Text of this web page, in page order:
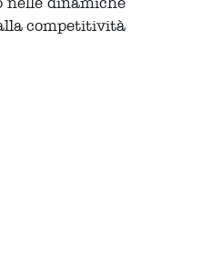
competitività